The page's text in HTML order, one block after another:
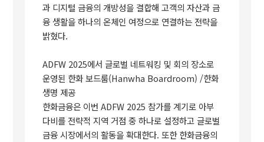
과 디지털 금융의 개방성을 결합해 고객의 자산과 금
융 생활을 하나의 온체인 여정으로 연결하는 전략을
밝혔다.
ADFW 2025에서 글로벌 네트워킹 및 회의 장소로
운영된 한화 보드룸(Hanwha Boardroom) /한화
생명 제공
한화금융은 이번 ADFW 2025 참가를 계기로 아부
다비를 전략적 지역 거점 중 하나로 설정하고 글로벌
금융 시장에서의 활동을 확대한다. 또한 한화금융의